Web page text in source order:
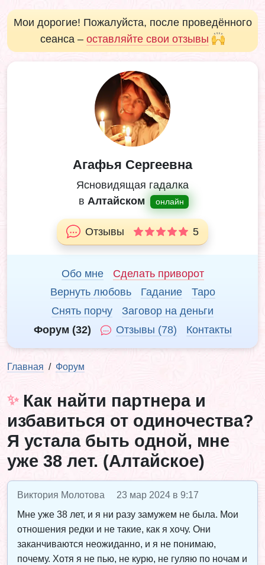
Мои дорогие! Пожалуйста, после проведённого
сеанса – оставляйте свои отзывы
Агафья Сергеевна
Ясновидящая гадалка
в Алтайском онлайн
Отзывы 5
Обо мне
Сделать приворот
Вернуть любовь
Гадание
Таро
Снять порчу
Заговор на деньги
Форум (32)
Отзывы (78) Контакты
Главная Форум
Как найти партнера и
избавиться от одиночества?
Я устала быть одной, мне
уже 38 лет. (Алтайское)
Виктория Молотова
23 мар 2024 в 9:17
Мне уже 38 лет, и я ни разу замужем не была. Мои
отношения редки и не такие, как я хочу. Они
заканчиваются неожиданно, и я не понимаю,
почему. Хотя я не пью, не курю, не гуляю по ночам и